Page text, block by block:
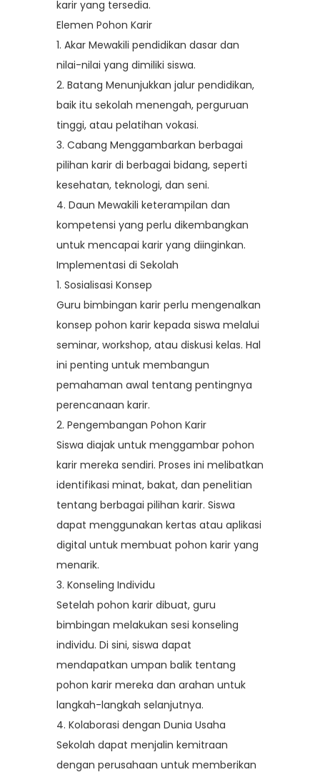
karir yang tersedia.
Elemen Pohon Karir
1. Akar Mewakili pendidikan dasar dan
nilai-nilai yang dimiliki siswa.
2. Batang Menunjukkan jalur pendidikan,
baik itu sekolah menengah, perguruan
tinggi, atau pelatihan vokasi.
3. Cabang Menggambarkan berbagai
pilihan karir di berbagai bidang, seperti
kesehatan, teknologi, dan seni.
4. Daun Mewakili keterampilan dan
kompetensi yang perlu dikembangkan
untuk mencapai karir yang diinginkan.
Implementasi di Sekolah
1. Sosialisasi Konsep
Guru bimbingan karir perlu mengenalkan
konsep pohon karir kepada siswa melalui
seminar, workshop, atau diskusi kelas. Hal
ini penting untuk membangun
pemahaman awal tentang pentingnya
perencanaan karir.
2. Pengembangan Pohon Karir
Siswa diajak untuk menggambar pohon
karir mereka sendiri. Proses ini melibatkan
identifikasi minat, bakat, dan penelitian
tentang berbagai pilihan karir. Siswa
dapat menggunakan kertas atau aplikasi
digital untuk membuat pohon karir yang
menarik.
3. Konseling Individu
Setelah pohon karir dibuat, guru
bimbingan melakukan sesi konseling
individu. Di sini, siswa dapat
mendapatkan umpan balik tentang
pohon karir mereka dan arahan untuk
langkah-langkah selanjutnya.
4. Kolaborasi dengan Dunia Usaha
Sekolah dapat menjalin kemitraan
dengan perusahaan untuk memberikan